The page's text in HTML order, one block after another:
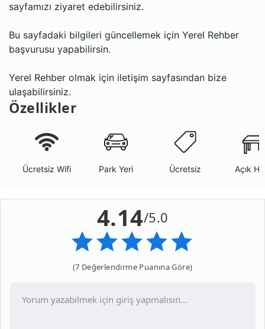
sayfamızı ziyaret edebilirsiniz.
Bu sayfadaki bilgileri güncellemek için Yerel Rehber
başvurusu yapabilirsin.
Yerel Rehber olmak için iletişim sayfasından bize
ulaşabilirsiniz.
Özellikler
Ücretsiz Wifi Park Yeri Ücretsiz Açık
4.14/5.0
(7 Değerlendirme Puanına Göre)